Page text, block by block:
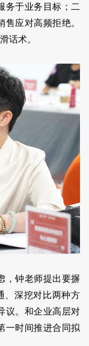
务于业务目标；二
应对高频拒绝。
话术。
，钟老师提出要摒
、深挖对比两种方
议。和企业高层对
一时间推进合同拟